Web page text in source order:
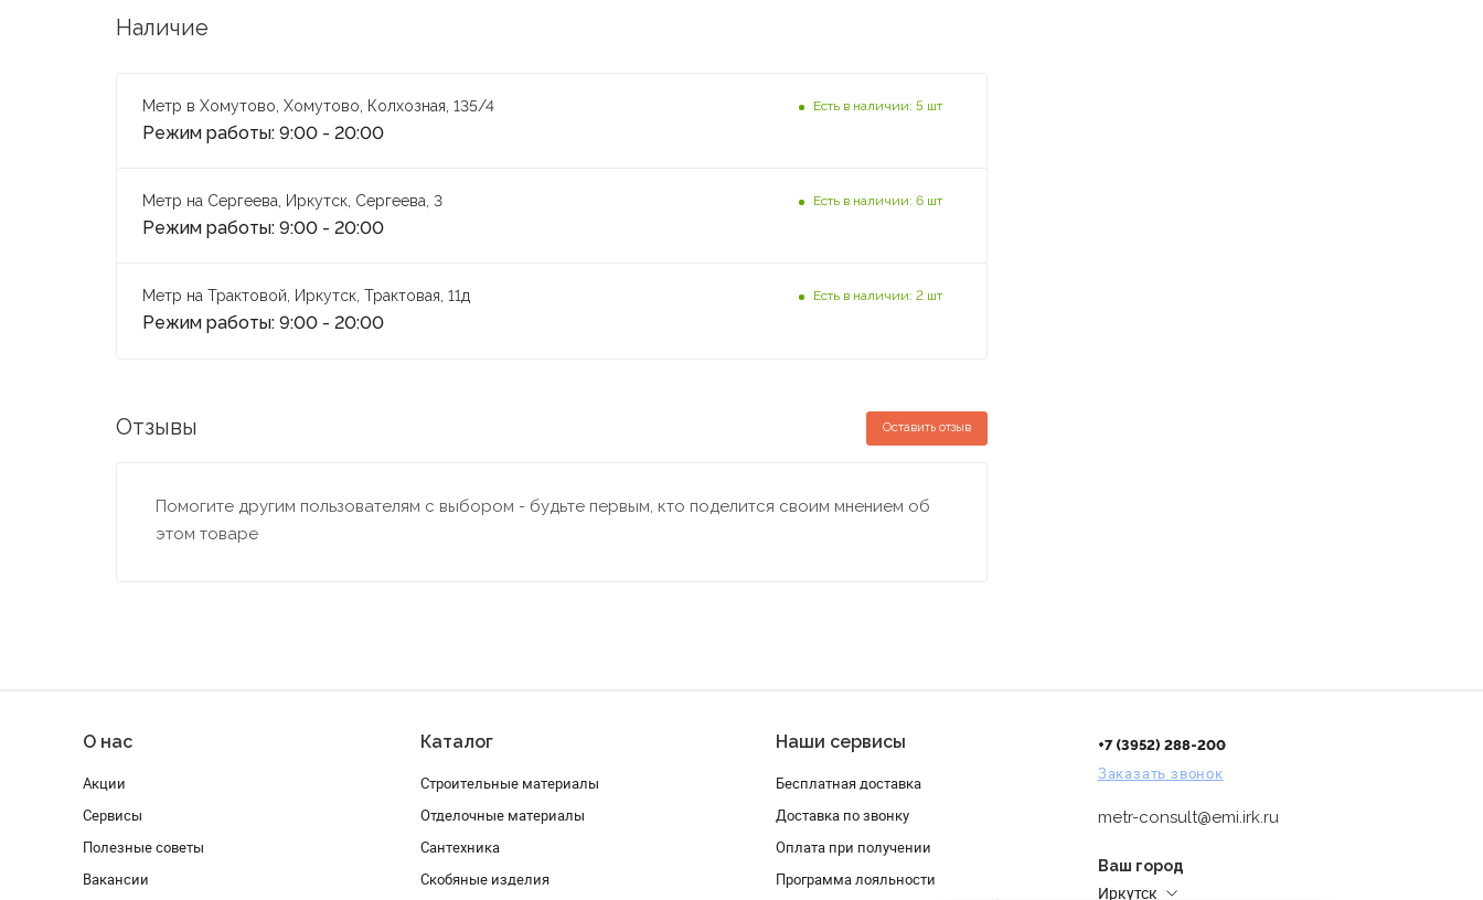
Наличие
Метр в Хомутово, Хомутово, Колхозная, 135/4
Режим работы: 9:00 - 20:00
Есть в наличии: 5 шт
Метр на Сергеева, Иркутск, Сергеева, 3
Режим работы: 9:00 - 20:00
Есть в наличии: 6 шт
Метр на Трактовой, Иркутск, Трактовая, 11д
Режим работы: 9:00 - 20:00
Есть в наличии: 2 шт
Отзывы Оставить отзыв
Помогите другим пользователям с выбором - будьте первым, кто поделится своим мнением об
этом товаре
О нас
Акции
Сервисы
Полезные советы
Вакансии
Каталог
Строительные материалы
Отделочные материалы
Сантехника
Скобяные изделия
Наши сервисы
Бесплатная доставка
Доставка по звонку
Оплата при получении
Программа лояльности
+7 (3952) 288-200
Заказать звонок
metr-consult@emi.irk.ru
Ваш город
Иркутск